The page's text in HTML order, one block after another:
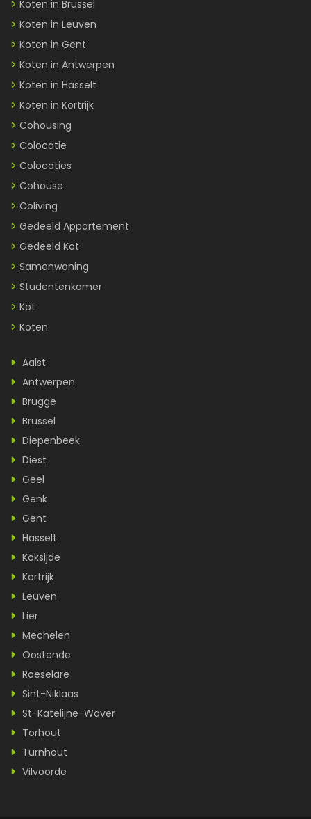
Koten in Brussel
Koten in Leuven
Koten in Gent
Koten in Antwerpen
Koten in Hasselt
Koten in Kortrijk
Cohousing
Colocatie
Colocaties
Cohouse
Coliving
Gedeeld Appartement
Gedeeld Kot
Samenwoning
Studentenkamer
Kot
Koten
Aalst
Antwerpen
Brugge
Brussel
Diepenbeek
Diest
Geel
Genk
Gent
Hasselt
Koksijde
Kortrijk
Leuven
Lier
Mechelen
Oostende
Roeselare
Sint-Niklaas
St-Katelijne-Waver
Torhout
Turnhout
Vilvoorde